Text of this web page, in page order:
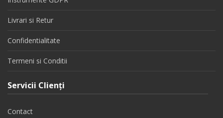
Livrari si Retur
Confidentialitate
Termeni si Conditii
Servicii Clienţi
Contact